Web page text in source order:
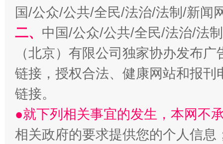
站台名比不上好声名
国/公众/公共/全民/法治/法制/新闻
二、 中国/公众/公共/全民/法治/法
（北京）有限公司独家协办发布
链接，授权合法、健康网站和报
链接。
●就下列相关事宜的发生，本网不
相关政府的要求提供您的个人信息